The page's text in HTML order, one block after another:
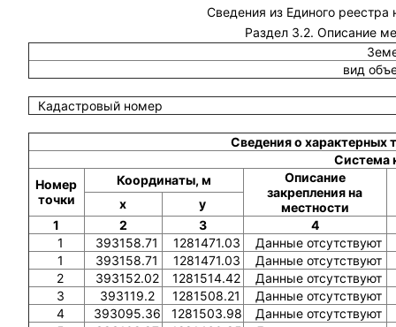
Сведения из Единого
Раздел 3.2. Описание
вид
Кадастровый номер
Сведения о характерных
Система
Номер
точки
Координаты, м
Описание
закрепления на
местности
x
y
1
2 3
4
1
393158.71 1281471.03
Данные отсутствуют
1
393158.71 1281471.03
Данные отсутствуют
2
393152.02 1281514.42
Данные отсутствуют
3
393119.2 1281508.21
Данные отсутствуют
4
393095.36 1281503.98
Данные отсутствуют